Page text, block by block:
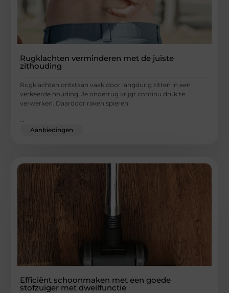
Rugklachten verminderen met de juiste
zithouding
Rugklachten ontstaan vaak door langdurig zitten in een
verkeerde houding. Je onderrug krijgt continu druk te
verwerken. Daardoor raken spieren
Aanbiedingen
Efficiënt schoonmaken met een goede
stofzuiger met dweilfunctie